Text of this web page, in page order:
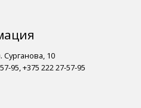
Сурганова, 10
95, +375 222 27-57-95